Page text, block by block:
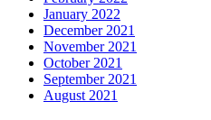
January 2022
December 2021
November 2021
October 2021
September 2021
August 2021